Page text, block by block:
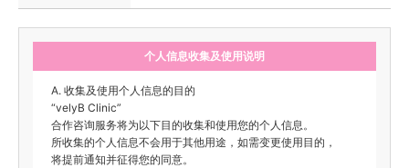
个人信息收集及使用说明
A. 收集及使用个人信息的目的
“velyB Clinic”
合作咨询服务将为以下目的收集和使用您的个人信息。
所收集的个人信息不会用于其他用途，如需变更使用目的，
将提前通知并征得您的同意。